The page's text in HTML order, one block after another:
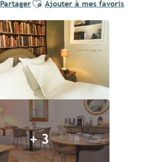
Partager Ajouter à mes favoris
+ 3